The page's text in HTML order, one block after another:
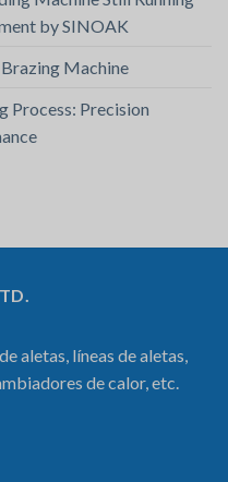
by SINOAK
Machine
Process: Precision
aletas, líneas de aletas,
de calor, etc.